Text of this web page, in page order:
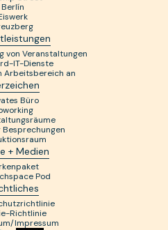
Berlín
von Veranstaltungen
IT-Dienste
Arbeitsbereich an
Büro
Besprechungen
+ Medien
Pod
Richtlinie
Impressum